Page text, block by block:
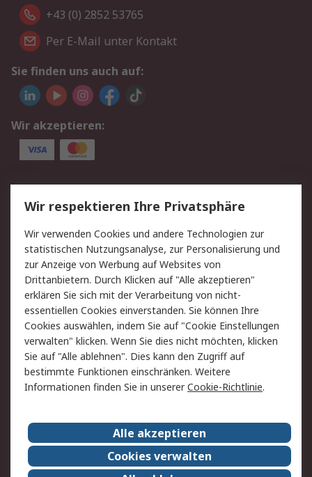
+43 (0) 2852 53765
Per E-Mail unter Kontakt
Sie finden uns auch auf:
Wir akzeptieren:
Service
Value Added Services
Lieferlösungen
Rücksendung/Entsorgung Kontakt
Hilfe
Rechtliches
RS Verkaufs- und
Lieferbedingungen
Datenschutz
Cookie-Richtlinie
Zahlungsbedingungen
Impressum
Webseite Konditionen
RS weltweit
Karriere bei RS
Nachhaltigkeit
Qualität/Zertifikate
Presse-Center
Wir respektieren Ihre Privatsphäre
Wir verwenden Cookies und andere Technologien zur
statistischen Nutzungsanalyse, zur Personalisierung und
zur Anzeige von Werbung auf Websites von
Drittanbietern. Durch Klicken auf "Alle akzeptieren"
erklären Sie sich mit der Verarbeitung von nicht-
essentiellen Cookies einverstanden. Sie können Ihre
Cookies auswählen, indem Sie auf "Cookie Einstellungen
verwalten" klicken. Wenn Sie dies nicht möchten, klicken
Sie auf "Alle ablehnen". Dies kann den Zugriff auf
bestimmte Funktionen einschränken. Weitere
Informationen finden Sie in unsererCookie-Richtlinie.
Alle akzeptieren
Cookies verwalten